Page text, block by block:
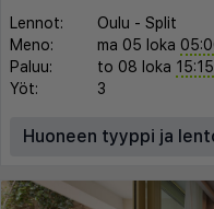
Lennot: Oulu - Split
Meno:
ma 05 loka
Paluu:
to 08 loka 15:15
Yöt:
3
Huoneen tyyppi ja